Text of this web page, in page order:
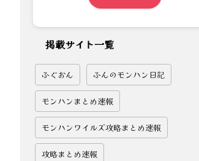
掲載サイト一覧
ふぐおん ふんのモンハン日記
モンハンまとめ速報
モンハンワイルズ攻略まとめ速報
攻略まとめ速報